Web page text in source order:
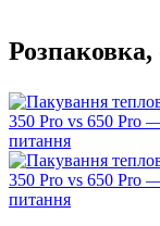
Розпаковка,